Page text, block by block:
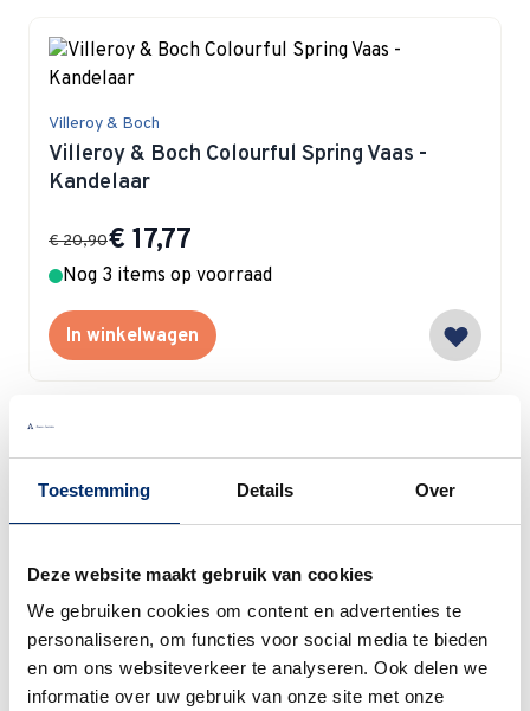
Toestemming Details Over
Deze website maakt gebruik van cookies
We gebruiken cookies om content en advertenties te
personaliseren, om functies voor social media te bieden
en om ons websiteverkeer te analyseren. Ook delen we
informatie over uw gebruik van onze site met onze
Villeroy & Boch
Villeroy & Boch Colourful Spring Vaas -
Kandelaar
Special Price
€ 17,77
€ 20,90
Nog 3 items op voorraad
In winkelwagen
Koffieschotel 14 cm
Special Price
€ 14,45
€ 17,00
Op voorraad